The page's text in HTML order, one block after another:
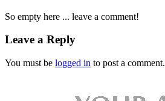
So empty here ... leave a comment!
Leave a Reply
You must be logged in to post a comment.